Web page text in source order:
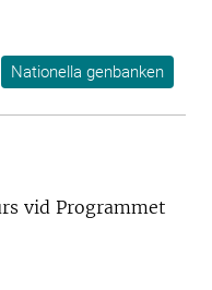
Nationella genbanken
vid Programmet